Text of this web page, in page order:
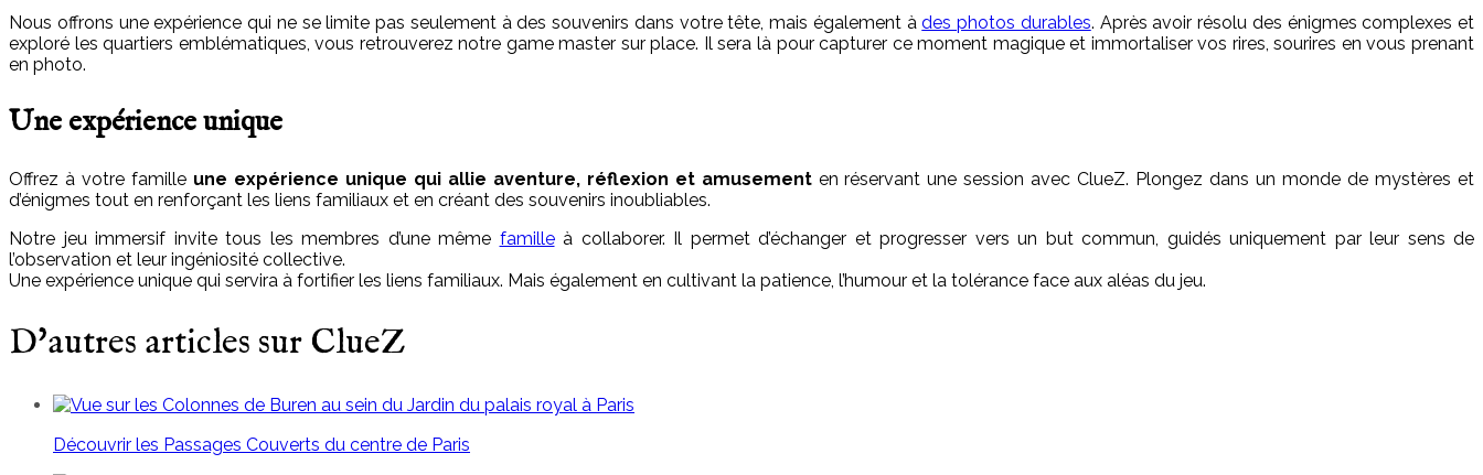
Nous offrons une expérience qui ne se limite pas seulement à des souvenirs dans votre tête, mais également àdes photos durables. Après avoir résolu des énigmes complexes et
exploré les quartiers emblématiques, vous retrouverez notre game master sur place. Il sera là pour capturer ce moment magique et immortaliser vos rires, sourires en vous prenant
en photo.
Une expérience unique
Offrez à votre familleune expérience unique qui allie aventure, réflexion et amusement en réservant une session avec ClueZ. Plongez dans un monde de mystères et
d’énigmes tout en renforçant les liens familiaux et en créant des souvenirs inoubliables.
Notre jeu immersif invite tous les membres d’une même familleà collaborer. Il permet d’échanger et progresser vers un but commun, guidés uniquement par leur sens de
l’observation et leur ingéniosité collective.
Une expérience unique qui servira à fortifier les liens familiaux. Mais également en cultivant la patience, l’humour et la tolérance face aux aléas du jeu.
D'autres articles sur ClueZ
Découvrir les Passages Couverts du centre de Paris